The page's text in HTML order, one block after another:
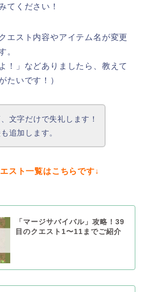
てください！
スト内容やアイテム名が変更
。
！」などありましたら、教えて
たいです！）
文字だけで失礼します！
追加します。
スト一覧はこちらです↓
「マージサバイバル」攻略！39
目のクエスト1〜11までご紹介